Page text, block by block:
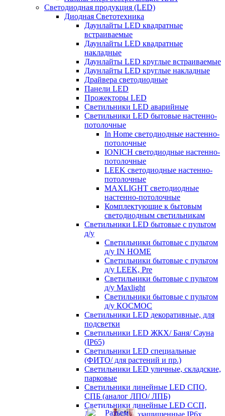
Светодиодная продукция (LED)
Диодная Светотехника
Даунлайты LED квадратные
встраиваемые
Даунлайты LED квадратные
накладные
Даунлайты LED круглые встраиваемые
Даунлайты LED круглые накладные
Драйвера светодиодные
Панели LED
Прожекторы LED
Светильники LED аварийные
Светильники LED бытовые настенно-
потолочные
In Home светодиодные настенно-
потолочные
IONICH светодиодные настенно-
потолочные
LEEK светодиодные настенно-
потолочные
MAXLIGHT светодиодные
настенно-потолочные
Комплектующие к бытовым
светодиодным светильникам
Светильники LED бытовые с пультом
д/у
Светильники бытовые с пультом
д/у IN HOME
Светильники бытовые с пультом
д/у LEEK, Pre
Светильники бытовые с пультом
д/у Maxlight
Светильники бытовые с пультом
д/у КОСМОС
Светильники LED декоративные, для
подсветки
Светильники LED ЖКХ/ Баня/ Сауна
(IP65)
Светильники LED специальные
(ФИТО/ для растений и пр.)
Светильники LED уличные, складские,
парковые
Светильники линейные LED СПО,
СПБ (аналог ЛПО/ ЛПБ)
Светильники линейные LED ССП,